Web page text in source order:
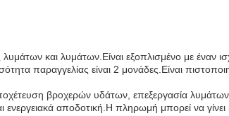
και λυμάτων.Είναι εξοπλισμένο με έναν
παραγγελίας είναι 2 μονάδες.Είναι
βροχερών υδάτων, επεξεργασία
ενεργειακά αποδοτική.Η πληρωμή μπορεί να